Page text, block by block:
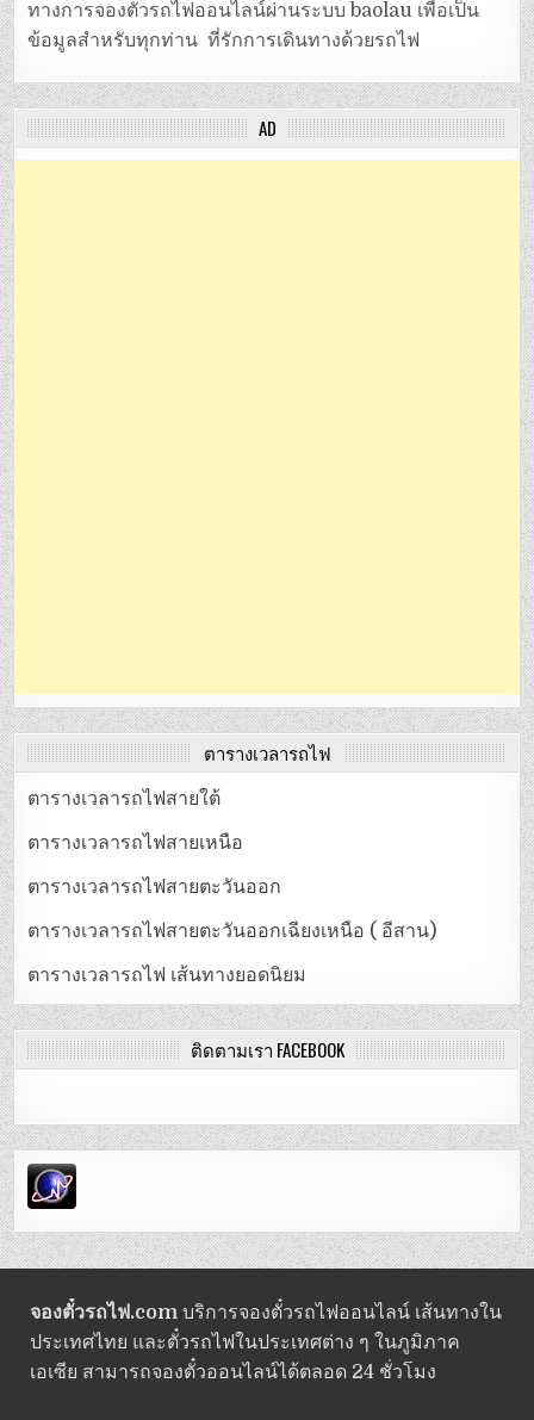
ทางการจองตั๋วรถไฟออนไลน์ผ่านระบบ baolau เพื่อเป็น
ข้อมูลสำหรับทุกท่าน ที่รักการเดินทางด้วยรถไฟ
AD
ตารางเวลารถไฟ
ตารางเวลารถไฟสายใต้
ตารางเวลารถไฟสายเหนือ
ตารางเวลารถไฟสายตะวันออก
ตารางเวลารถไฟสายตะวันออกเฉียงเหนือ ( อีสาน)
ตารางเวลารถไฟ เส้นทางยอดนิยม
ติดตามเรา FACEBOOK
จองตั๋วรถไฟ.comบริการจองตั๋วรถไฟออนไลน์ เส้นทางใน
ประเทศไทย และตั๋วรถไฟในประเทศต่าง ๆ ในภูมิภาค
เอเซีย สามารถจองตั๋วออนไลน์ได้ตลอด 24 ชั่วโมง